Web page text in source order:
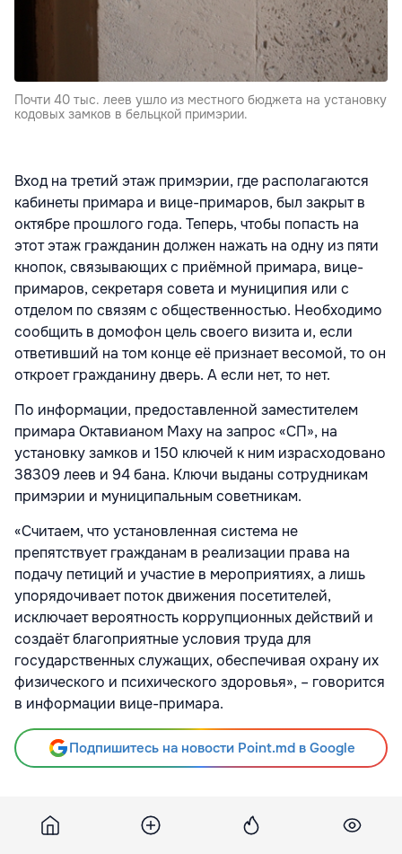
Почти 40 тыс. леев ушло из местного бюджета на установку
кодовых замков в бельцкой примэрии.
Вход на третий этаж примэрии, где располагаются
кабинеты примара и вице-примаров, был закрыт в
октябре прошлого года. Теперь, чтобы попасть на
этот этаж гражданин должен нажать на одну из пяти
кнопок, связывающих с приёмной примара, вице-
примаров, секретаря совета и муниципия или с
отделом по связям с общественностью. Необходимо
сообщить в домофон цель своего визита и, если
ответивший на том конце её признает весомой, то он
откроет гражданину дверь. А если нет, то нет.
По информации, предоставленной заместителем
примара Октавианом Маху на запрос «СП», на
установку замков и 150 ключей к ним израсходовано
38309 леев и 94 бана. Ключи выданы сотрудникам
примэрии и муниципальным советникам.
«Считаем, что установленная система не
препятствует гражданам в реализации права на
подачу петиций и участие в мероприятиях, а лишь
упорядочивает поток движения посетителей,
исключает вероятность коррупционных действий и
создаёт благоприятные условия труда для
государственных служащих, обеспечивая охрану их
физического и психического здоровья», – говорится
в информации вице-примара.
Подпишитесь на новости Point.md в Google